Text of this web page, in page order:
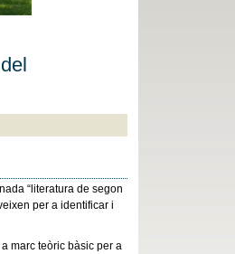
“literatura de segon
per a identificar i
marc teòric bàsic per a